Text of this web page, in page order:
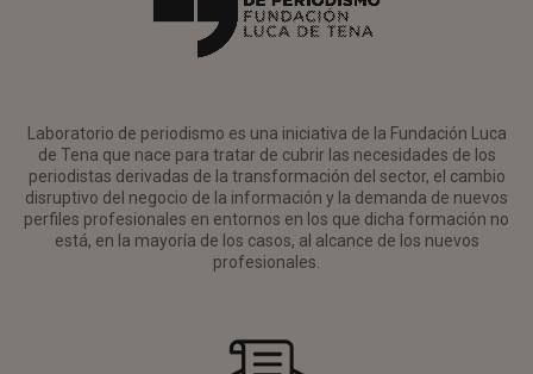
Laboratorio de periodismo es una iniciativa de la Fundación Luca
de Tena que nace para tratar de cubrir las necesidades de los
periodistas derivadas de la transformación del sector, el cambio
disruptivo del negocio de la información y la demanda de nuevos
perfiles profesionales en entornos en los que dicha formación no
está, en la mayoría de los casos, al alcance de los nuevos
profesionales.